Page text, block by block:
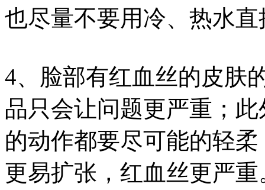
也尽量不要用冷、热水
4、脸部有红血丝的皮肤
品只会让问题更严重；
的动作都要尽可能的轻
更易扩张，红血丝更严重